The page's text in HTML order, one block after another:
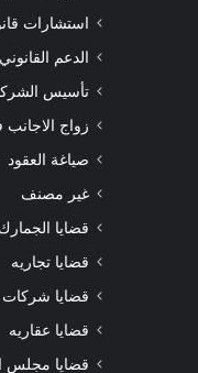
استشارات
الدعم القانوني
تأسيس
زواج
صياغة العقود
غير مصنف
قضايا الجمارك
قضايا تجاريه
قضايا شركات
قضايا عقاريه
قضايا مجلس